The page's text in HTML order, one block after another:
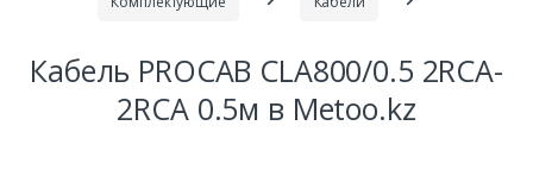
Кабель PROCAB CLA800/0.5 2RCA-
2RCA 0.5м в Metoo.kz